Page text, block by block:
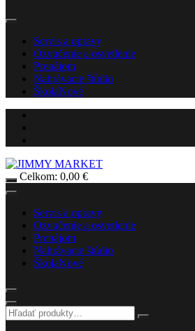
Servis a opravy
Ozvučenie a osvetlenie
Prenájom
Nahrávacie štúdio
ŠkolaNové
Celkom: 0,00 €
Servis a opravy
Ozvučenie a osvetlenie
Prenájom
Nahrávacie štúdio
ŠkolaNové